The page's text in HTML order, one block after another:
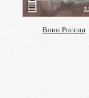
Воин России